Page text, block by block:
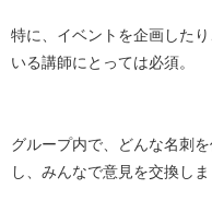
特に、イベントを企画した
いる講師にとっては必須。
グループ内で、どんな名刺
し、みんなで意見を交換しま